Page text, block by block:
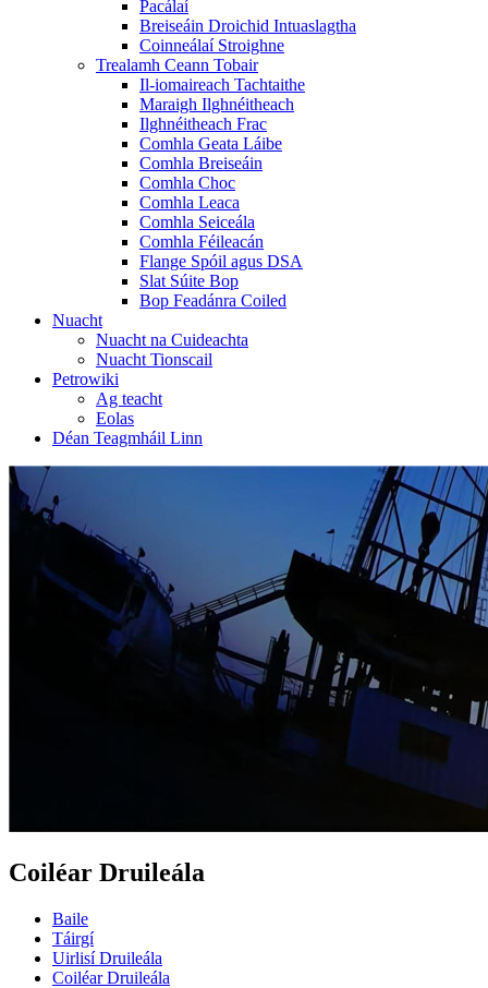
Pacálaí
Breiseáin Droichid Intuaslagtha
Coinneálaí Stroighne
Trealamh Ceann Tobair
Il-iomaireach Tachtaithe
Maraigh Ilghnéitheach
Ilghnéitheach Frac
Comhla Geata Láibe
Comhla Breiseáin
Comhla Choc
Comhla Leaca
Comhla Seiceála
Comhla Féileacán
Flange Spóil agus DSA
Slat Súite Bop
Bop Feadánra Coiled
Nuacht
Nuacht na Cuideachta
Nuacht Tionscail
Petrowiki
Ag teacht
Eolas
Déan Teagmháil Linn
Coiléar Druileála
Baile
Táirgí
Uirlisí Druileála
Coiléar Druileála